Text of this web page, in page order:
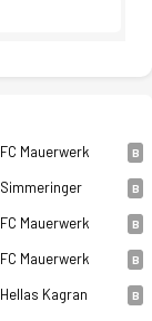
FC Mauerwerk B
Simmeringer B
FC Mauerwerk B
FC Mauerwerk B
Hellas Kagran B